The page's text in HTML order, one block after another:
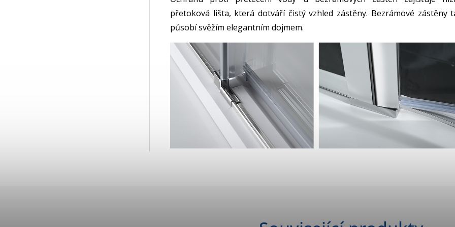
přetoková lišta, která dotváří čistý vzhled zástěny. Bezrámové zástěny
působí svěžím elegantním dojmem.